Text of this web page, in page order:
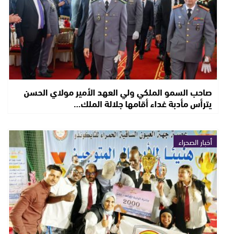
صاحب السمو الملكي ولي العهد الأمير مولاي الحسن
يترأس مأدبة غداء أقامها جلالة الملك…
أخبار الصحراء